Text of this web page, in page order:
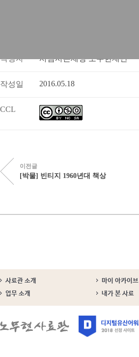
작성자 사람사는세상 노무현재단
작성일 2016.05.18
CCL
이전글
[박물] 빈티지 1960년대 책상
사료관 소개 마이 아카이브
업무 소개
내가 본 사료